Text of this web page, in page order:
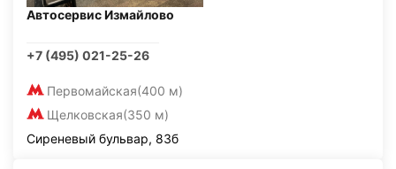
Автосервис Измайлово
+7 (495) 021-25-26
Первомайская(400 м)
Щелковская(350 м)
Сиреневый бульвар, 83б